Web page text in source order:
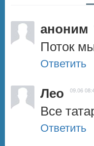
аноним
Поток
Ответить
Лео 09.06
Все
Ответить